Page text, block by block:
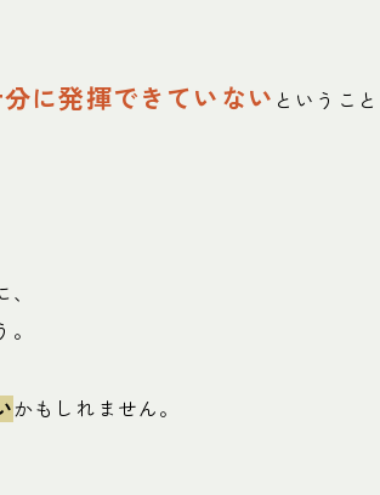
に発揮できていない というこ
かもしれません。